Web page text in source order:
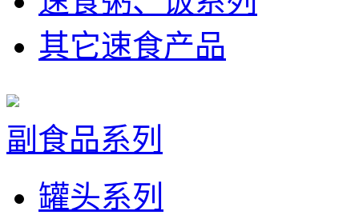
其它速食产品
副食品系列
罐头系列